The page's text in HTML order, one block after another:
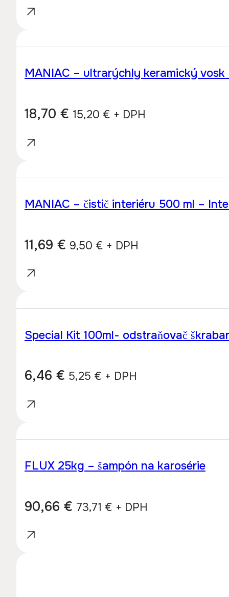
MANIAC – ultrarýchly keramický
18,70 € 15,20 € + DPH
MANIAC – čistič interiéru 500 ml –
11,69 € 9,50 € + DPH
Special Kit 100ml- odstraňovač
6,46 € 5,25 € + DPH
FLUX 25kg – šampón na karosérie
90,66 € 73,71 € + DPH